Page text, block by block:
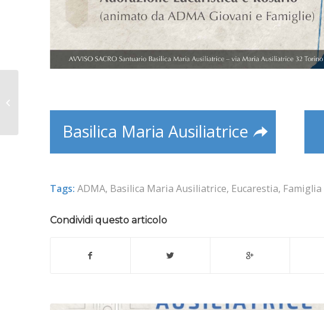
Basilica Maria Ausiliatrice
Tags: ADMA, Basilica Maria Ausiliatrice, Eucarestia, Famiglia
Condividi questo articolo